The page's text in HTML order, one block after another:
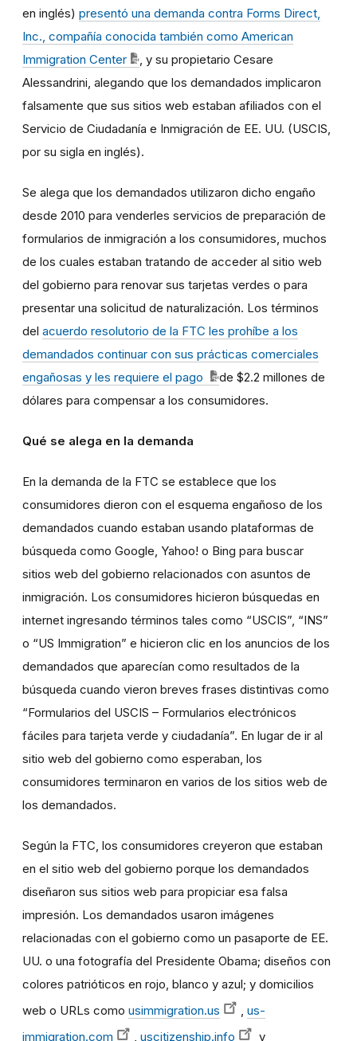
en inglés) presentó una demanda contra Forms Direct,
Inc., compañía conocida también como American
Immigration Center
, y su propietario Cesare
Alessandrini, alegando que los demandados implicaron
falsamente que sus sitios web estaban afiliados con el
Servicio de Ciudadanía e Inmigración de EE. UU. (USCIS,
por su sigla en inglés).
Se alega que los demandados utilizaron dicho engaño
desde 2010 para venderles servicios de preparación de
formularios de inmigración a los consumidores, muchos
de los cuales estaban tratando de acceder al sitio web
del gobierno para renovar sus tarjetas verdes o para
presentar una solicitud de naturalización. Los términos
del acuerdo resolutorio de la FTC les prohíbe a los
demandados continuar con sus prácticas comerciales
engañosas y les requiere el pago
de $2.2 millones de
dólares para compensar a los consumidores.
Qué se alega en la demanda
En la demanda de la FTC se establece que los
consumidores dieron con el esquema engañoso de los
demandados cuando estaban usando plataformas de
búsqueda como Google, Yahoo! o Bing para buscar
sitios web del gobierno relacionados con asuntos de
inmigración. Los consumidores hicieron búsquedas en
internet ingresando términos tales como “USCIS”, “INS”
o “US Immigration” e hicieron clic en los anuncios de los
demandados que aparecían como resultados de la
búsqueda cuando vieron breves frases distintivas como
“Formularios del USCIS – Formularios electrónicos
fáciles para tarjeta verde y ciudadanía”. En lugar de ir al
sitio web del gobierno como esperaban, los
consumidores terminaron en varios de los sitios web de
los demandados.
Según la FTC, los consumidores creyeron que estaban
en el sitio web del gobierno porque los demandados
diseñaron sus sitios web para propiciar esa falsa
impresión. Los demandados usaron imágenes
relacionadas con el gobierno como un pasaporte de EE.
UU. o una fotografía del Presidente Obama; diseños con
colores patrióticos en rojo, blanco y azul; y domicilios
web o URLs como usimmigration.us , us-
immigration.com
, uscitizenship.info y